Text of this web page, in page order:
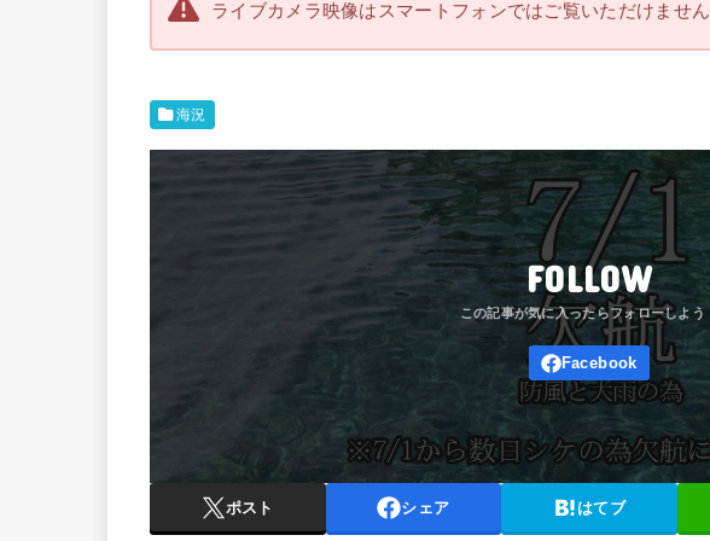
ライブカメラ映像はスマートフォンではご覧いただけません
海況
FOLLOW
ポスト シェア はてブ